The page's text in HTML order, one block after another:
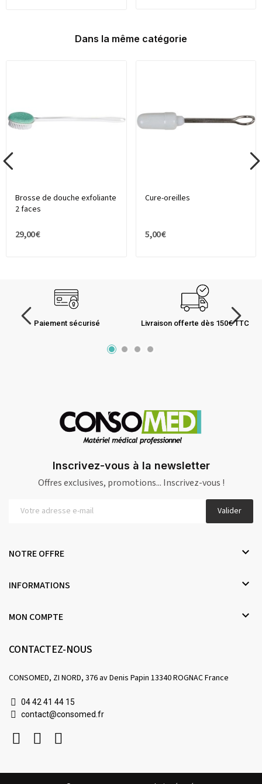
Dans la même catégorie
Brosse de douche exfoliante
2 faces
29,00 €
Cure-oreilles
5,00 €
Paiement sécurisé Livraison offerte dès 150€ TTC
Inscrivez-vous à la newsletter
Offres exclusives, promotions... Inscrivez-vous !
Valider
NOTRE OFFRE 
INFORMATIONS 
MON COMPTE 
CONTACTEZ-NOUS
CONSOMED, ZI NORD, 376 av Denis Papin 13340 ROGNAC France
04 42 41 44 15
contact@consomed.fr